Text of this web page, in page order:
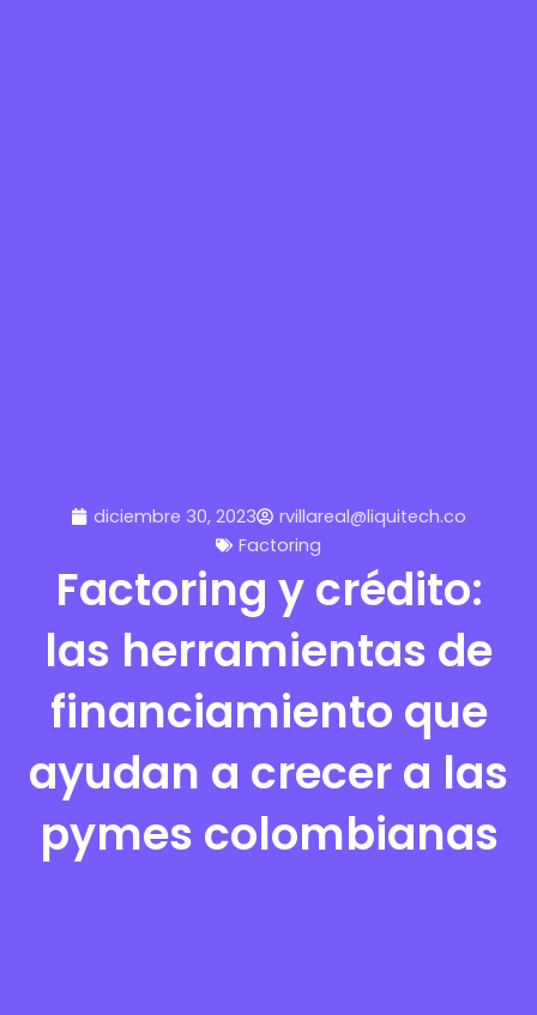
diciembre 30, 2023
rvillareal@liquitech.co
Factoring
Factoring y crédito:
las herramientas de
financiamiento que
ayudan a crecer a las
pymes colombianas